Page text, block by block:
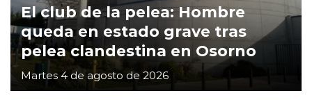
El club de la pelea: Hombre
queda en estado grave tras
pelea clandestina en Osorno
Martes 4 de agosto de 2026